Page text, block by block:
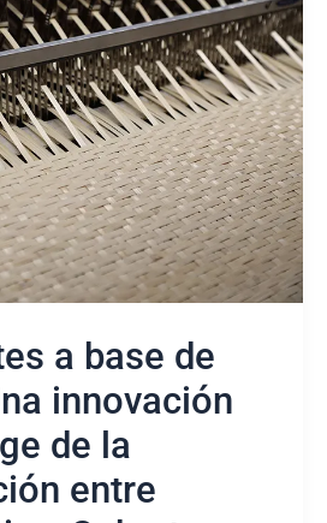
a base de
innovación
de la
entre